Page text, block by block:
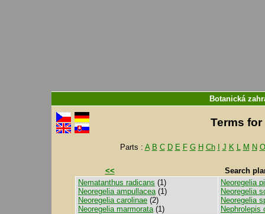
Botanická
Terms
Parts : A B C D E F G H Ch J K L M N O
<<
Search
Nematanthus radicans (1)
Neoregelia ampullacea(1)
Neoregelia carolinae (2)
Neoregelia marmorata(1)
Neoregelia
Neoregelia
Neoregelia
Nephrolepis